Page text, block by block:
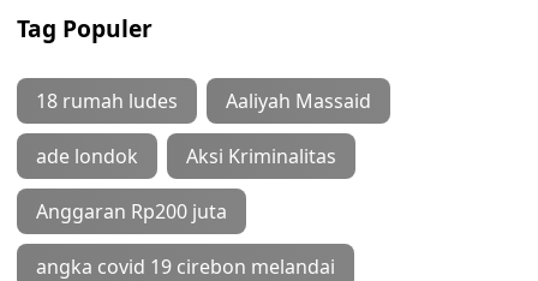
Tag Populer
18 rumah ludes Aaliyah Massaid
ade londok Aksi Kriminalitas
Anggaran Rp200 juta
angka covid 19 cirebon melandai